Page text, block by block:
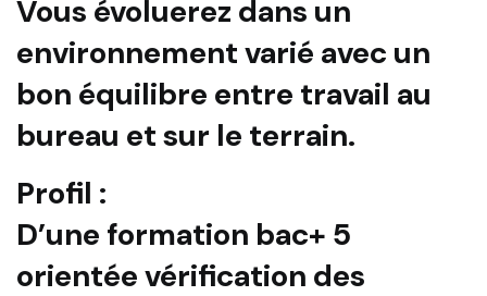
Vous évoluerez dans un
environnement varié avec un
bon équilibre entre travail au
bureau et sur le terrain.
Profil :
D’une formation bac+ 5
orientée vérification des